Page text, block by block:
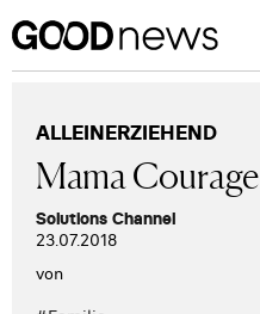
ALLEINERZIEHEND
Mama Courage
Solutions Channel
23.07.2018
von